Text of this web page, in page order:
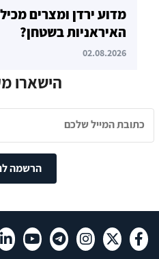
מדוע ירדן ומצרים
האיראניות בשטחן?
02.08.2026
הישארו
הרשמה